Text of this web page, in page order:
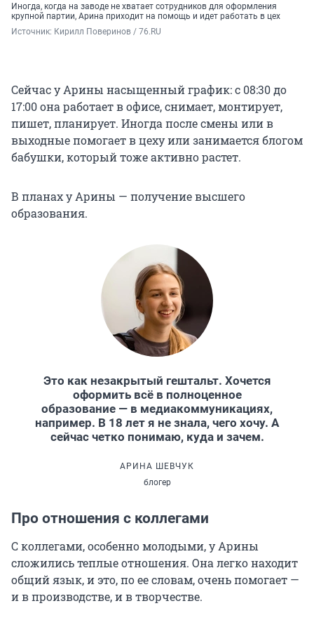
Иногда, когда на заводе не хватает сотрудников для оформления
крупной партии, Арина приходит на помощь и идет работать в цех
Источник: Кирилл Поверинов / 76.RU
Сейчас у Арины насыщенный график: с 08:30 до
17:00 она работает в офисе, снимает, монтирует,
пишет, планирует. Иногда после смены или в
выходные помогает в цеху или занимается блогом
бабушки, который тоже активно растет.
В планах у Арины — получение высшего
образования.
Это как незакрытый гештальт. Хочется
оформить всё в полноценное
образование — в медиакоммуникациях,
например. В 18 лет я не знала, чего хочу. А
сейчас четко понимаю, куда и зачем.
АРИНА ШЕВЧУК
блогер
Про отношения с коллегами
С коллегами, особенно молодыми, у Арины
сложились теплые отношения. Она легко находит
общий язык, и это, по ее словам, очень помогает —
и в производстве, и в творчестве.